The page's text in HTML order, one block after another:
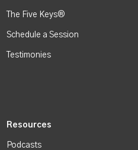
The Five Keys®
Schedule a Session
Testimonies
Resources
Podcasts